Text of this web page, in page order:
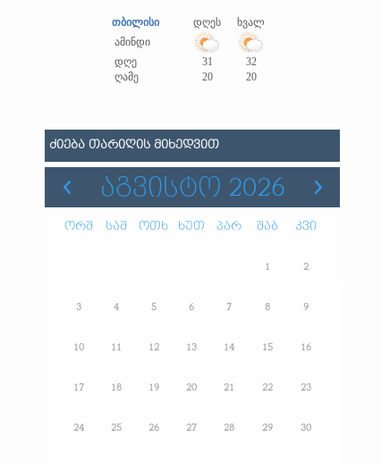
თბილისი დღეს
ხვალ
ამინდი
დღე
31
32
ღამე
20 20
ᲫᲘᲔᲑᲐ ᲗᲐᲠᲘᲦᲘᲡ ᲛᲘᲮᲔᲓᲕᲘᲗ
ᲐᲒᲕᲘᲡᲢᲝ 2026
ორშ სამ ოთხ ხუთ პარ შაბ კვი
1 2
3 4 5 6 7 8 9
10 11 12 13 14 15 16
17 18 19 20 21 22 23
24 25 26 27 28 29 30